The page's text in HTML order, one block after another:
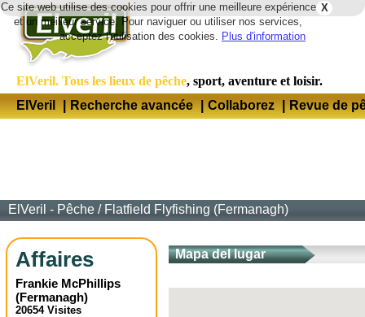
X
Ce site web utilise des cookies pour offrir une meilleure expérience
et un meilleur service. Pour naviguer ou utiliser nos services,
acceptez l'utilisation des cookies. Plus d'information
ElVeril. Tous les lieux de pêche, sport, aventure et loisir.
ElVeril
| Recherche avancée | Collaborez | Revue de
ElVeril - Pêche / Flatfield Flyfishing (Fermanagh)
Affaires
Frankie McPhillips
(Fermanagh)
20654 Visites
Mapa del lugar